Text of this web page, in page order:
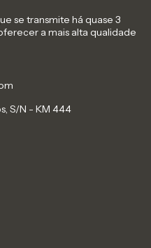
se transmite há quase 3
a mais alta qualidade
S/N - KM 444